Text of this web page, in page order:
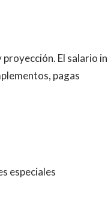
El salario
pagas
especiales